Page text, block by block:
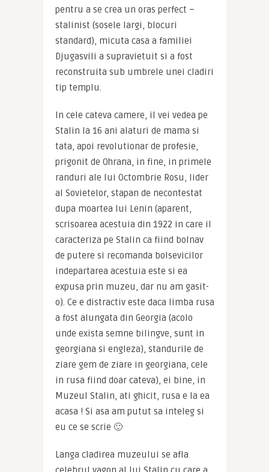
pentru a se crea un oras perfect –
stalinist (sosele largi, blocuri
standard), micuta casa a familiei
Djugasvili a supravietuit si a fost
reconstruita sub umbrele unei cladiri
tip templu.
In cele cateva camere, il vei vedea pe
Stalin la 16 ani alaturi de mama si
tata, apoi revolutionar de profesie,
prigonit de Ohrana, in fine, in primele
randuri ale lui Octombrie Rosu, lider
al Sovietelor, stapan de necontestat
dupa moartea lui Lenin (aparent,
scrisoarea acestuia din 1922 in care il
caracteriza pe Stalin ca fiind bolnav
de putere si recomanda bolsevicilor
indepartarea acestuia este si ea
expusa prin muzeu, dar nu am gasit-
o). Ce e distractiv este daca limba rusa
a fost alungata din Georgia (acolo
unde exista semne bilingve, sunt in
georgiana si engleza), standurile de
ziare gem de ziare in georgiana, cele
in rusa fiind doar cateva), ei bine, in
Muzeul Stalin, ati ghicit, rusa e la ea
acasa ! Si asa am putut sa inteleg si
eu ce se scrie 🙂
Langa cladirea muzeului se afla